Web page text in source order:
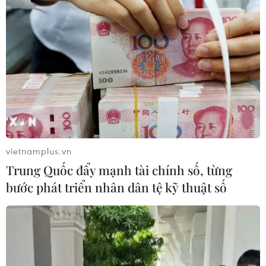
#Thành phố Hồ Chí Minh
#cứu chữa thành công
#bệnh nhi
#viêm phổi
#cúm A/H1
Tp. Hồ Chí Minh
vietnamplus.vn
Trung Quốc đẩy mạnh tài chính số, từng
bước phát triển nhân dân tệ kỹ thuật số